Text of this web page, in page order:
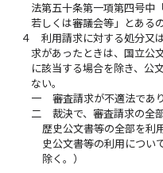
法第五十条第一項第四号中
若しくは審議会等」とある
４
利用請求に対する処分又
求があったときは、国立公
に該当する場合を除き、公
ない。
一
審査請求が不適法であ
二
裁決で、審査請求の全
歴史公文書等の全部を利
史公文書等の利用につい
除く。）